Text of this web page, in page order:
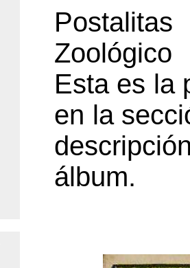
Esta es la
en la
álbum.